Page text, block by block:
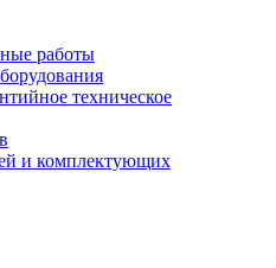
работы
техническое
и комплектующих